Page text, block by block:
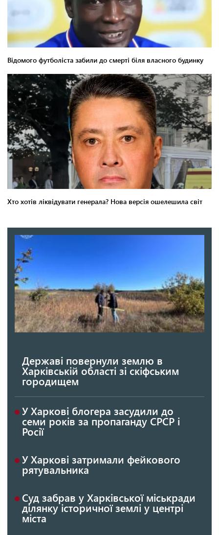
Державі повернули землю в
Харківській області зі скіфським
городищем
У Харкові блогера засудили до
семи років за пропаганду СРСР і
Росії
У Харкові затримали фейкового
рятувальника
Суд забрав у Харківської міськради
ділянку історичної землі у центрі
міста